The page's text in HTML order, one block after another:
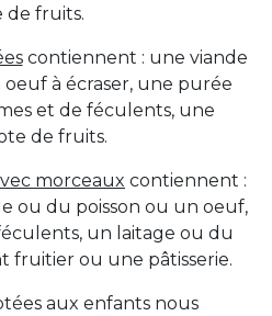
de fruits.
contiennent : une viande
à écraser, une purée
et de féculents, une
de fruits.
morceaux contiennent :
ou du poisson ou un oeuf,
un laitage ou du
fruitier ou une pâtisserie.
aux enfants nous